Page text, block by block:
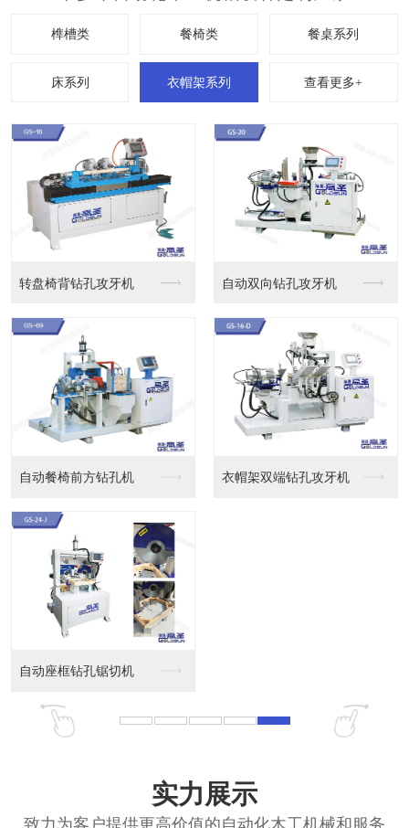
查看更多+
攻牙机 自动双向钻孔攻牙机
钻孔机 衣帽架双端钻孔攻牙机
锯切机
实力展示
致力为客户提供更高价值的自动化木工机械和服务